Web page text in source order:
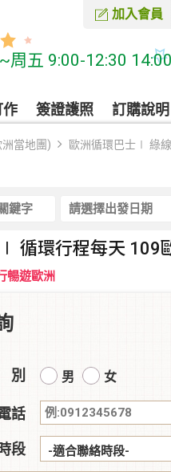
加入會員
五 9:00-12:30
作 簽證護照 訂購說明
當地團) 歐洲循環巴士∣ 綠
循環行程每天 109
暢遊歐洲
男 女
話
段